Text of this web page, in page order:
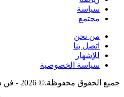
سياسة
مجتمع
من نحن
اتصل بنا
للإشهار
سياسة الخصوصية
جميع الحقوق محفوظة.© 2026 - فن سبور .